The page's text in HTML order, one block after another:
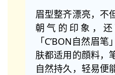
眉型整齐漂亮，不
朝气的印象，还
「C’BON自然眉
肤都适用的顔料，
自然持久，轻易便